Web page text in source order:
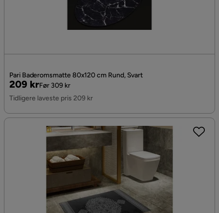
Pari Baderomsmatte 80x120 cm Rund, Svart
Pris
209 kr
Original
Pris
Før 309 kr
Tidligere laveste pris 209 kr